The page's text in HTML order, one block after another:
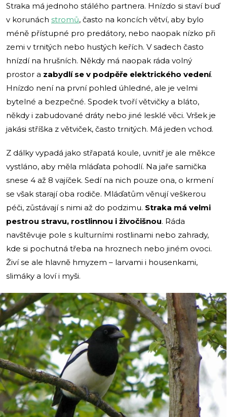
Straka má jednoho stálého partnera. Hnízdo si staví buď
v korunách stromů, často na koncích větví, aby bylo
méně přístupné pro predátory, nebo naopak nízko při
zemi v trnitých nebo hustých keřích. V sadech často
hnízdí na hrušních. Někdy má naopak ráda volný
prostor a zabydlí se v podpěře elektrického vedení.
Hnízdo není na první pohled úhledné, ale je velmi
bytelné a bezpečné. Spodek tvoří větvičky a bláto,
někdy i zabudované dráty nebo jiné lesklé věci. Vršek je
jakási stříška z větviček, často trnitých. Má jeden vchod.
Z dálky vypadá jako střapatá koule, uvnitř je ale měkce
vystláno, aby měla mláďata pohodlí. Na jaře samička
snese 4 až 8 vajíček. Sedí na nich pouze ona, o krmení
se však starají oba rodiče. Mláďatům věnují veškerou
péči, zůstávají s nimi až do podzimu. Straka má velmi
pestrou stravu, rostlinnou i živočišnou. Ráda
navštěvuje pole s kulturními rostlinami nebo zahrady,
kde si pochutná třeba na hroznech nebo jiném ovoci.
Živí se ale hlavně hmyzem – larvami i housenkami,
slimáky a loví i myši.